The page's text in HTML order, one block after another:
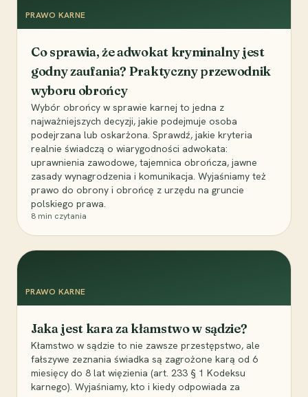
PRAWO KARNE
Co sprawia, że adwokat kryminalny jest
godny zaufania? Praktyczny przewodnik
wyboru obrońcy
Wybór obrońcy w sprawie karnej to jedna z
najważniejszych decyzji, jakie podejmuje osoba
podejrzana lub oskarżona. Sprawdź, jakie kryteria
realnie świadczą o wiarygodności adwokata:
uprawnienia zawodowe, tajemnica obrończa, jawne
zasady wynagrodzenia i komunikacja. Wyjaśniamy też
prawo do obrony i obrońcę z urzędu na gruncie
polskiego prawa.
8 min czytania
PRAWO KARNE
Jaka jest kara za kłamstwo w sądzie?
Kłamstwo w sądzie to nie zawsze przestępstwo, ale
fałszywe zeznania świadka są zagrożone karą od 6
miesięcy do 8 lat więzienia (art. 233 § 1 Kodeksu
karnego). Wyjaśniamy, kto i kiedy odpowiada za